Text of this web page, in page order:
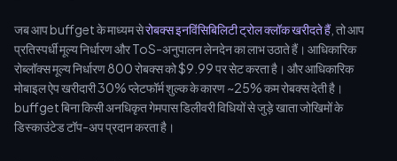
जब आप buffget के माध्यम सेरोबक्स इनविंसिबिलिटी ट्रोल क्लॉक खरीदते हैं, तो आप
प्रतिस्पर्धी मूल्य निर्धारण और ToS-अनुपालन लेनदेन का लाभ उठाते हैं। आधिकारिक
रोब्लॉक्स मूल्य निर्धारण 800 रोबक्स को $9.99 पर सेट करता है। और आधिकारिक
मोबाइल ऐप खरीदारी 30% प्लेटफॉर्म शुल्क के कारण ~25% कम रोबक्स देती है।
buffget बिना किसी अनधिकृत गेमपास डिलीवरी विधियों से जुड़े खाता जोखिमों के
डिस्काउंटेड टॉप-अप प्रदान करता है।